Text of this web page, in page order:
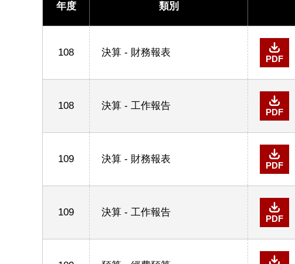
年度 類別
108 決算 - 財務報表
PDF
108 決算 - 工作報告
PDF
109 決算 - 財務報表
PDF
109 決算 - 工作報告
PDF